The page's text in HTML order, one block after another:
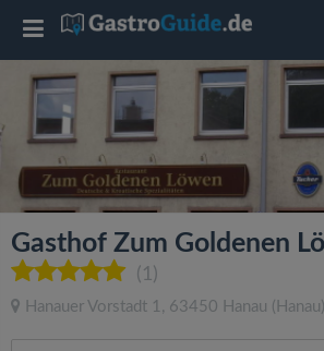
Gasthof Zum Goldenen
(1)
Hanauer Vorstadt 1 , 63450 Hanau (Hanau)
T
o
g
g
l
e